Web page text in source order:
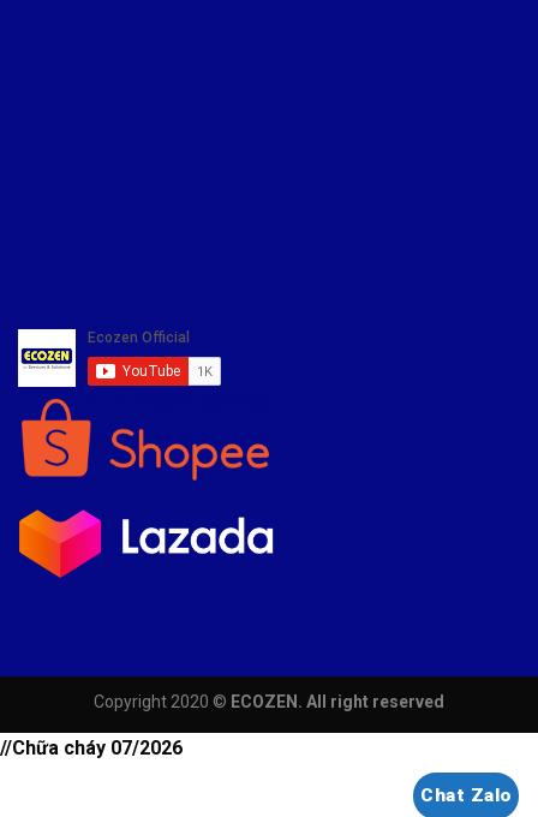
Copyright 2020 © ECOZEN. All right reserved
Chat Zalo
//Chữa cháy 07/2026